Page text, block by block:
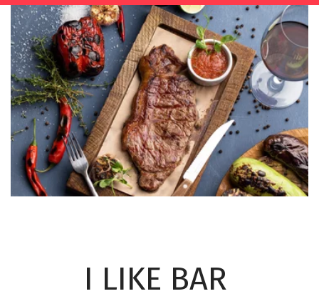
I LIKE BAR